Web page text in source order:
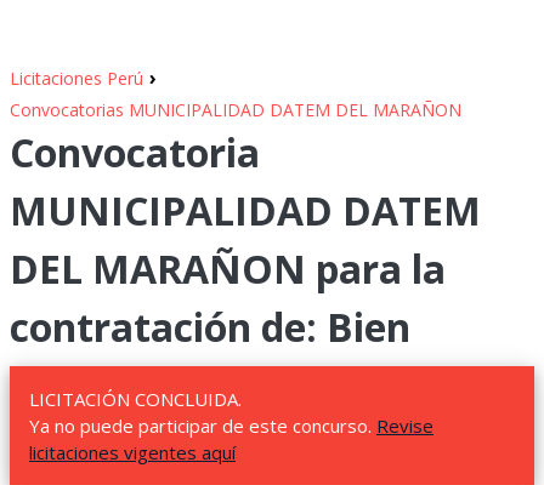
Licitaciones Perú ›
Convocatorias MUNICIPALIDAD DATEM DEL MARAÑON
Convocatoria
MUNICIPALIDAD DATEM
DEL MARAÑON para la
contratación de: Bien
LICITACIÓN CONCLUIDA.
Ya no puede participar de este concurso. Revise
licitaciones vigentes aquí